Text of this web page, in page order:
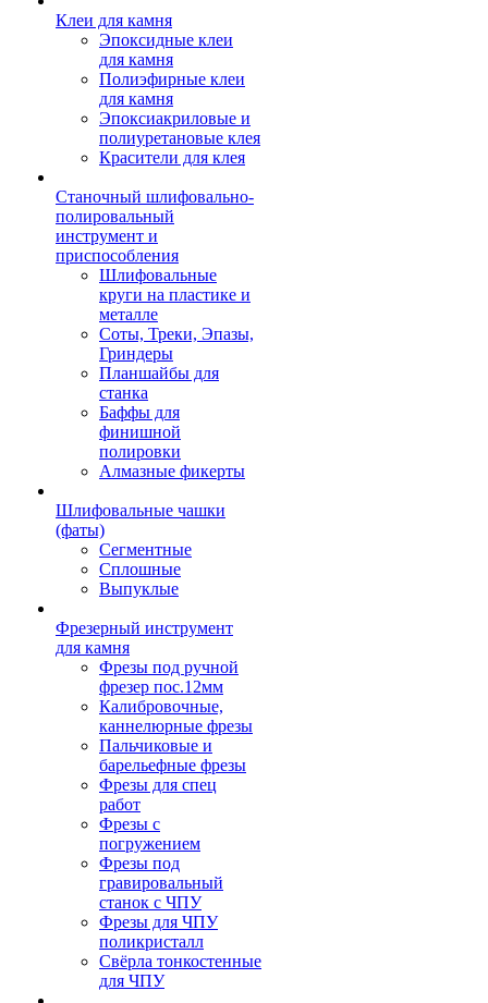
Клеи для камня
Эпоксидные клеи
для камня
Полиэфирные клеи
для камня
Эпоксиакриловые и
полиуретановые клея
Красители для клея
Станочный шлифовально-
полировальный
инструмент и
приспособления
Шлифовальные
круги на пластике и
металле
Соты, Треки, Эпазы,
Гриндеры
Планшайбы для
станка
Баффы для
финишной
полировки
Алмазные фикерты
Шлифовальные чашки
(фаты)
Сегментные
Сплошные
Выпуклые
Фрезерный инструмент
для камня
Фрезы под ручной
фрезер пос.12мм
Калибровочные,
каннелюрные фрезы
Пальчиковые и
барельефные фрезы
Фрезы для спец
работ
Фрезы с
погружением
Фрезы под
гравировальный
станок с ЧПУ
Фрезы для ЧПУ
поликристалл
Свёрла тонкостенные
для ЧПУ